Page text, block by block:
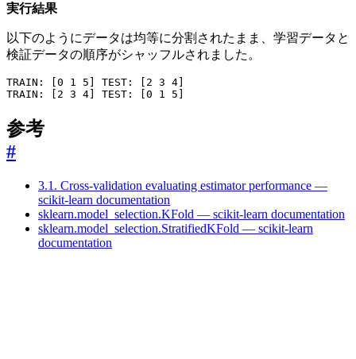
実行結果
以下のようにデータは均等に分割されたまま、学習データと
検証データの順序がシャッフルされました。
TRAIN : [0 1 5 ] TEST : [ 2 3 4]
TRAIN : [ 2 3 4] TEST : [0 1 5 ]
参考
#
3.1. Cross-validation evaluating estimator performance —
scikit-learn documentation
sklearn.model_selection.KFold — scikit-learn documentation
sklearn.model_selection.StratifiedKFold — scikit-learn
documentation